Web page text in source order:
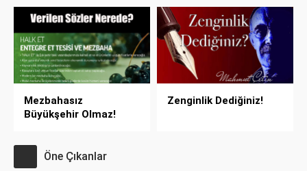
Mezbahasız
Büyükşehir Olmaz!
Zenginlik Dediğiniz!
Öne Çıkanlar